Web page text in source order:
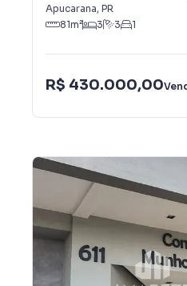
Apucarana, PR
81m² 3 3 1
R$ 430.000,00